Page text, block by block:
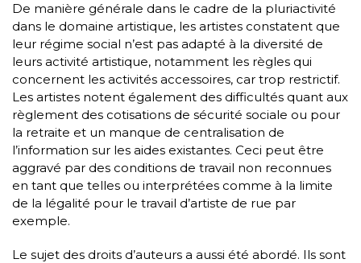
De manière générale dans le cadre de la pluriactivité
dans le domaine artistique, les artistes constatent que
leur régime social n’est pas adapté à la diversité de
leurs activité artistique, notamment les règles qui
concernent les activités accessoires, car trop restrictif.
Les artistes notent également des difficultés quant aux
règlement des cotisations de sécurité sociale ou pour
la retraite et un manque de centralisation de
l’information sur les aides existantes. Ceci peut être
aggravé par des conditions de travail non reconnues
en tant que telles ou interprétées comme à la limite
de la légalité pour le travail d’artiste de rue par
exemple.
Le sujet des droits d’auteurs a aussi été abordé. Ils sont